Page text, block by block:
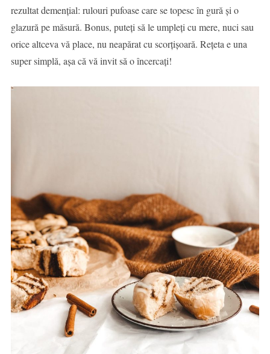
rezultat demențial: rulouri pufoase care se topesc în gură și o
glazură pe măsură. Bonus, puteți să le umpleți cu mere, nuci sau
orice altceva vă place, nu neapărat cu scorțișoară. Rețeta e una
super simplă, așa că vă invit să o încercați!